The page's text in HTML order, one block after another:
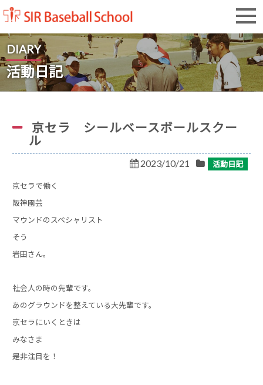
SIR Baseball School
DIARY
活動日記
京セラ シールベースボールスクー
ル
2023/10/21 活動日記
京セラで働く
阪神園芸
マウンドのスペシャリスト
そう
岩田さん。
社会人の時の先輩です。
あのグラウンドを整えている大先輩です。
京セラにいくときは
みなさま
是非注目を！